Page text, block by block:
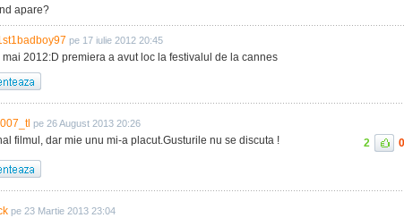
apare?
pe 17 iulie 2012 20:45
mai 2012:D premiera a avut loc la festivalul de la cannes
pe 26 August 2013 20:26
filmul, dar mie unu mi-a placut.Gusturile nu se discuta ! 2 0
pe 23 Martie 2013 23:04